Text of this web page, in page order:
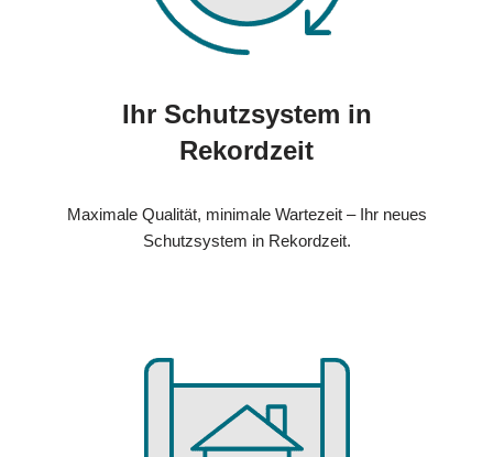
Ihr Schutzsystem in
Rekordzeit
Maximale Qualität, minimale Wartezeit – Ihr neues
Schutzsystem in Rekordzeit.